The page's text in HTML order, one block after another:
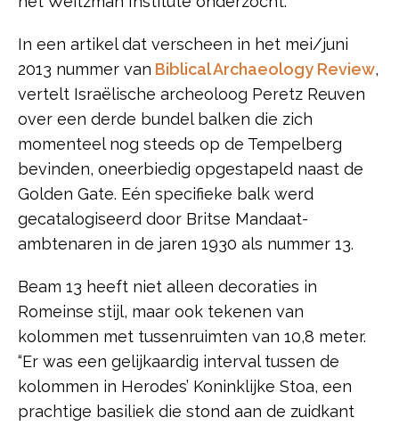
In een artikel dat verscheen in het mei/juni
2013 nummer van Biblical Archaeology Review,
vertelt Israëlische archeoloog Peretz Reuven
over een derde bundel balken die zich
momenteel nog steeds op de Tempelberg
bevinden, oneerbiedig opgestapeld naast de
Golden Gate. Eén specifieke balk werd
gecatalogiseerd door Britse Mandaat-
ambtenaren in de jaren 1930 als nummer 13.
Beam 13 heeft niet alleen decoraties in
Romeinse stijl, maar ook tekenen van
kolommen met tussenruimten van 10,8 meter.
“Er was een gelijkaardig interval tussen de
kolommen in Herodes’ Koninklijke Stoa, een
prachtige basiliek die stond aan de zuidkant